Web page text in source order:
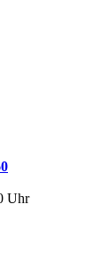
Uhr